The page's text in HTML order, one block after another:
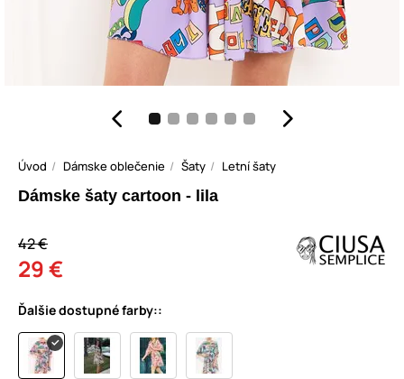
Úvod Dámske oblečenie Šaty Letní šaty
Dámske šaty cartoon - lila
42 €
29 €
Ďalšie dostupné farby::